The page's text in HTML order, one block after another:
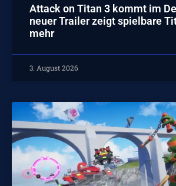
Attack on Titan 3 kommt im
neuer Trailer zeigt spielbare
mehr
3. August 2026